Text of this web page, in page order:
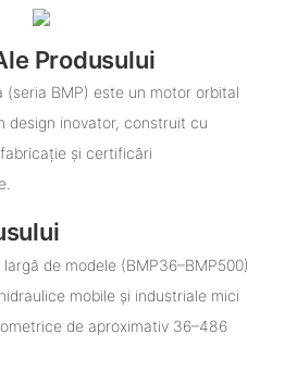
Produsului
(seria BMP) este un motor orbital
design inovator, construit cu
și certificări
de modele (BMP36–BMP500)
mobile și industriale mici
de aproximativ 36–486